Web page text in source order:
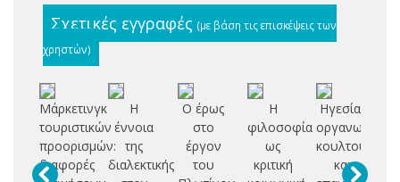
Σχετικές εγγραφές (με βάση τις επισκέψεις των
χρηστών)
Μάρκετινγκ
τουριστικών
προορισμών:
διαφορές
Η
έννοια
της
διαλεκτικής
Ο έρως
στο
έργον
του
Η
φιλοσοφία
ως
κριτική
Ηγεσία,
οργανωσιακή
κουλτούρα
και